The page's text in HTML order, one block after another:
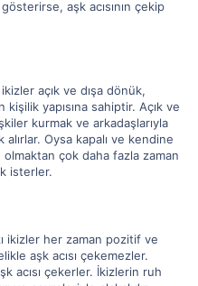
aşk acısının çekip
açık ve dışa dönük,
kişilik yapısına sahiptir. Açık ve
kurmak ve arkadaşlarıyla
Oysa kapalı ve kendine
çok daha fazla zaman
isterler.
ikizler her zaman pozitif ve
aşk acısı çekemezler.
acısı çekerler. İkizlerin ruh